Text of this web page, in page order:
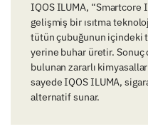
IQOS ILUMA, “Smartcore
gelişmiş bir ısıtma
tütün çubuğunun içindeki
yerine buhar üretir. Sonuç
bulunan zararlı
sayede IQOS ILUMA,
alternatif sunar.